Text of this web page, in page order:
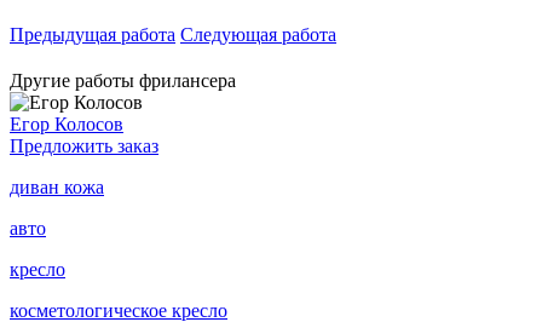
Предыдущая работа Следующая работа
Другие работы фрилансера
Егор Колосов
Предложить заказ
диван кожа
авто
кресло
косметологическое кресло